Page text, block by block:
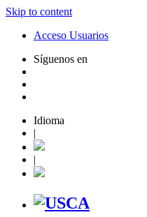
Skip to content
Acceso Usuarios
Síguenos en
Idioma
|
|